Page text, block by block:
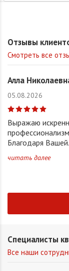
Отзывы
Смотреть все
Алла
05.08.2026
Выражаю
Благодаря
читать далее
Специалисты
Все наши